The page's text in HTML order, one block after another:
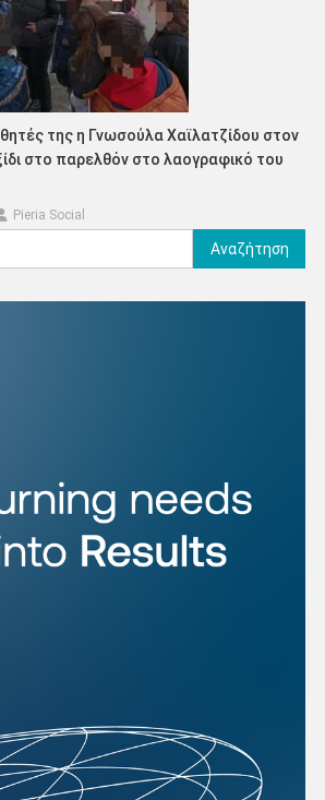
της η Γνωσούλα Χαϊλατζίδου στον
στο παρελθόν στο λαογραφικό του
Pieria Social
Αναζήτηση
για: